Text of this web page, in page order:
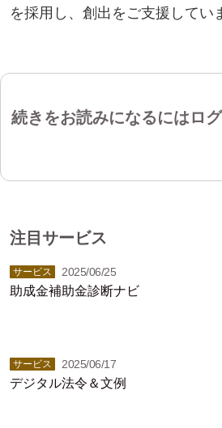
を採用し、創出をご支援してい
続きをお読みになるにはロ
注目サービス
サービス 2025/06/25
助成金補助金診断ナビ
サービス 2025/06/17
デジタル法令＆文例